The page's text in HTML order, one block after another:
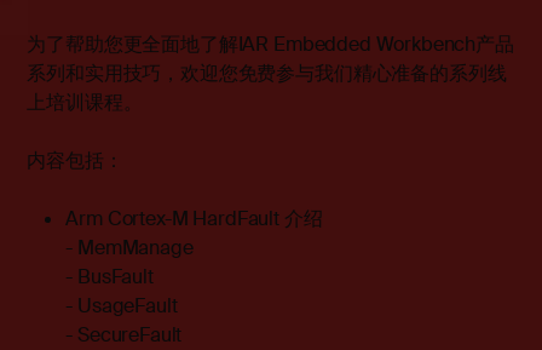
为了帮助您更全面地了解IAR Embedded Workbench产品
系列和实用技巧，欢迎您免费参与我们精心准备的系列线
上培训课程。
内容包括：
Arm Cortex-M HardFault 介绍
- MemManage
- BusFault
- UsageFault
- SecureFault